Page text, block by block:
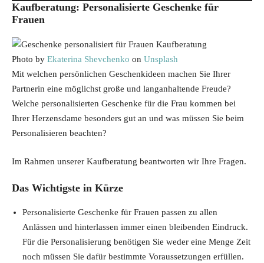
Kaufberatung: Personalisierte Geschenke für
Frauen
Photo by Ekaterina Shevchenko on Unsplash
Mit welchen persönlichen Geschenkideen machen Sie Ihrer
Partnerin eine möglichst große und langanhaltende Freude?
Welche personalisierten Geschenke für die Frau kommen bei
Ihrer Herzensdame besonders gut an und was müssen Sie beim
Personalisieren beachten?
Im Rahmen unserer Kaufberatung beantworten wir Ihre Fragen.
Das Wichtigste in Kürze
Personalisierte Geschenke für Frauen passen zu allen
Anlässen und hinterlassen immer einen bleibenden Eindruck.
Für die Personalisierung benötigen Sie weder eine Menge Zeit
noch müssen Sie dafür bestimmte Voraussetzungen erfüllen.